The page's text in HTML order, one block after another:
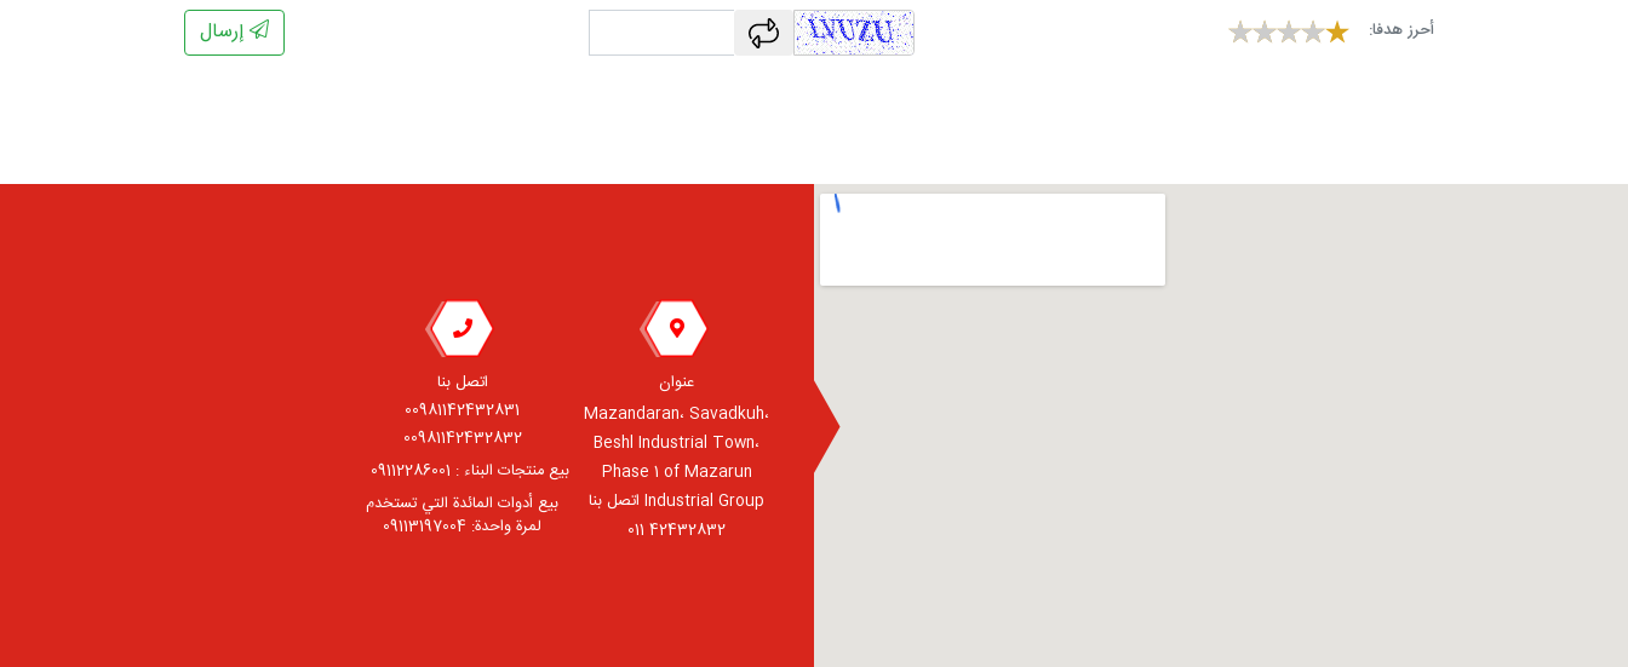
أحرز هدفا: captcha إرسال
عنوان
Mazandaran، Savadkuh،
Beshl Industrial Town،
Phase 1 of Mazarun
Industrial Group اتصل بنا
42432832 011
اتصل بنا
00981142432831
00981142432832
بيع منتجات البناء : 09112286001
بيع أدوات المائدة التي تستخدم
لمرة واحدة: 09113197004